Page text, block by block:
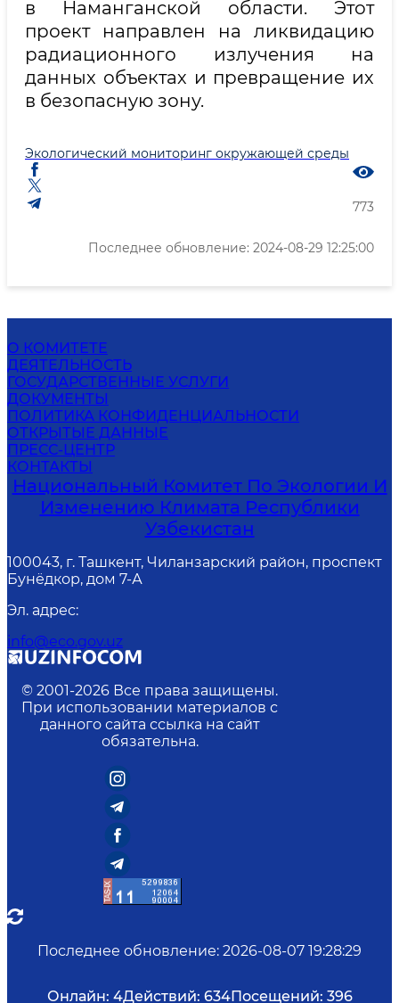
в Наманганской области. Этот
проект направлен на ликвидацию
радиационного излучения на
данных объектах и превращение их
в безопасную зону.
Экологический мониторинг окружающей среды
773
Последнее обновление: 2024-08-29 12:25:00
О КОМИТЕТЕ
ДЕЯТЕЛЬНОСТЬ
ГОСУДАРСТВЕННЫЕ УСЛУГИ
ДОКУМЕНТЫ
ПОЛИТИКА КОНФИДЕНЦИАЛЬНОСТИ
ОТКРЫТЫЕ ДАННЫЕ
ПРЕСС-ЦЕНТР
КОНТАКТЫ
Национальный Комитет По Экологии И
Изменению Климата Республики
Узбекистан
100043, г. Ташкент, Чиланзарский район, проспект
Бунёдкор, дом 7-А
Эл. адрес:
info@eco.gov.uz
© 2001-2026 Все права защищены.
При использовании материалов с
данного сайта ссылка на сайт
обязательна.
Последнее обновление: 2026-08-07 19:28:29
Онлайн: 4Действий: 634Посещений: 396